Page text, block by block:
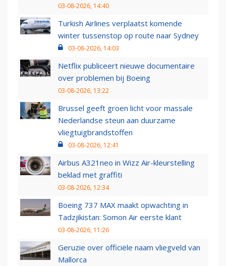
03-08-2026, 14:40
Turkish Airlines verplaatst komende
winter tussenstop op route naar Sydney
03-08-2026, 14:03
Netflix publiceert nieuwe documentaire
over problemen bij Boeing
03-08-2026, 13:22
Brussel geeft groen licht voor massale
Nederlandse steun aan duurzame
vliegtuigbrandstoffen
03-08-2026, 12:41
Airbus A321neo in Wizz Air-kleurstelling
beklad met graffiti
03-08-2026, 12:34
Boeing 737 MAX maakt opwachting in
Tadzjikistan: Somon Air eerste klant
03-08-2026, 11:26
Geruzie over officiële naam vliegveld van
Mallorca